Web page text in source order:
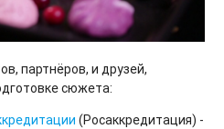
партнёров, и друзей,
сюжета:
(Росаккредитация) -